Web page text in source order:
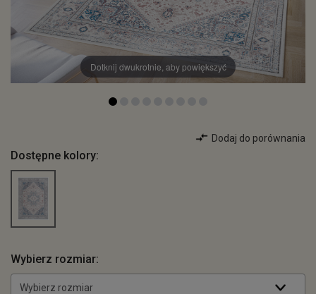
Dotknij dwukrotnie, aby powiększyć
Dodaj do porównania
Dostępne kolory:
Wybierz rozmiar:
Wybierz rozmiar